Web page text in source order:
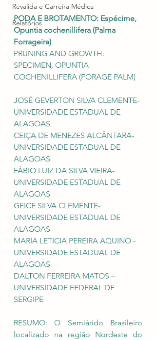
Revalida e Carreira Médica
Relatórios
PODA E BROTAMENTO: Espécime,
Opuntia cochenillifera (Palma
Forrageira)
PRUNING AND GROWTH:
SPECIMEN, OPUNTIA
COCHENILLIFERA (FORAGE PALM)
JOSÉ GEVERTON SILVA CLEMENTE-
UNIVERSIDADE ESTADUAL DE
ALAGOAS
CEIÇA DE MENEZES ALCÂNTARA-
UNIVERSIDADE ESTADUAL DE
ALAGOAS
FÁBIO LUIZ DA SILVA VIEIRA-
UNIVERSIDADE ESTADUAL DE
ALAGOAS
GEICE SILVA CLEMENTE-
UNIVERSIDADE ESTADUAL DE
ALAGOAS
MARIA LETICIA PEREIRA AQUINO -
UNIVERSIDADE ESTADUAL DE
ALAGOAS
DALTON FERREIRA MATOS –
UNIVERSIDADE FEDERAL DE
SERGIPE
RESUMO: O Semiárido Brasileiro
localizado na região Nordeste do